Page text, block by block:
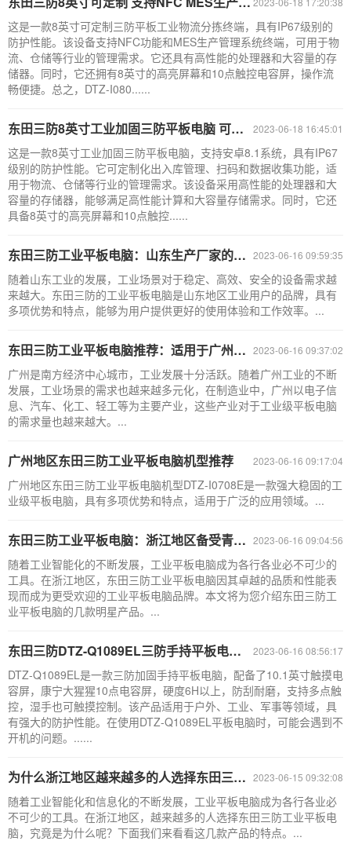
这是一款8英寸可定制三防平板工业物流分拣终端，具有IP67级别的
防护性能。该设备支持NFC功能和MES生产管理系统终端，可用于物
流、仓储等行业的管理需求。它还具有高性能的处理器和大容量的存
储器。同时，它还拥有8英寸的高亮屏幕和10点触控电容屏，操作流
畅便捷。总之，DTZ-I080......
2023-06-18 16:45:01
东田三防8英寸工业加固三防平板电脑 可定制IP67防护 DTZ-M0806E
这是一款8英寸工业加固三防平板电脑，支持安卓8.1系统，具有IP67
级别的防护性能。它可定制化出入库管理、扫码和数据收集功能，适
用于物流、仓储等行业的管理需求。该设备采用高性能的处理器和大
容量的存储器，能够满足高性能计算和大容量存储需求。同时，它还
具备8英寸的高亮屏幕和10点触控......
2023-06-16 09:59:35
东田三防工业平板电脑：山东生产厂家的品牌
随着山东工业的发展，工业场景对于稳定、高效、安全的设备需求越
来越大。东田三防的工业平板电脑是山东地区工业用户的品牌，具有
多项优势和特点，能够为用户提供更好的使用体验和工作效率。...
2023-06-16 09:37:02
东田三防工业平板电脑推荐：适用于广州多个行业领域
广州是南方经济中心城市，工业发展十分活跃。随着广州工业的不断
发展，工业场景的需求也越来越多元化，在制造业中，广州以电子信
息、汽车、化工、轻工等为主要产业，这些产业对于工业级平板电脑
的需求量也越来越大。...
2023-06-16 09:17:04
广州地区东田三防工业平板电脑机型推荐
广州地区东田三防工业平板电脑机型DTZ-I0708E是一款强大稳固的工
业级平板电脑，具有多项优势和特点，适用于广泛的应用领域。...
2023-06-16 09:04:56
东田三防工业平板电脑：浙江地区备受青睐的工业平板电脑品牌
随着工业智能化的不断发展，工业平板电脑成为各行各业必不可少的
工具。在浙江地区，东田三防工业平板电脑因其卓越的品质和性能表
现而成为更受欢迎的工业平板电脑品牌。本文将为您介绍东田三防工
业平板电脑的几款明星产品。...
2023-06-16 08:56:17
东田三防DTZ-Q1089EL三防手持平板电脑不开机故障排除指南
DTZ-Q1089EL是一款三防加固手持平板电脑，配备了10.1英寸触摸电
容屏，康宁大猩猩10点电容屏，硬度6H以上，防刮耐磨，支持多点触
控，湿手也可触摸控制。该产品适用于户外、工业、军事等领域，具
有强大的防护性能。在使用DTZ-Q1089EL平板电脑时，可能会遇到不
开机的问题。......
2023-06-15 09:32:08
为什么浙江地区越来越多的人选择东田三防工业平板电脑？
随着工业智能化和信息化的不断发展，工业平板电脑成为各行各业必
不可少的工具。在浙江地区，越来越多的人选择东田三防工业平板电
脑，究竟是为什么呢？下面我们来看看这几款产品的特点。...